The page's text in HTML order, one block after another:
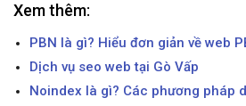
Xem thêm:
PBN là gì? Hiểu đơn giản về web
Dịch vụ seo web tại Gò Vấp
Noindex là gì? Các phương pháp